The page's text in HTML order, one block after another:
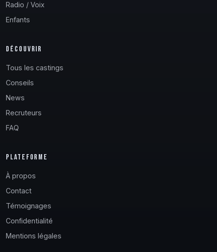
Radio / Voix
Enfants
DÉCOUVRIR
Tous les castings
Conseils
News
Recruteurs
FAQ
PLATEFORME
À propos
Contact
Témoignages
Confidentialité
Mentions légales